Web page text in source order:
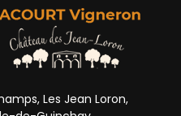
Les Jean Loron,